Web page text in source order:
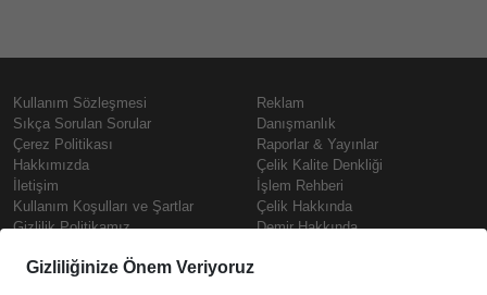
Kullanım Sözleşmesi
Sıkça Sorulan Sorular
Çerez Politikası
Hakkımızda
İletişim
Kullanım Koşulları ve Şartlar
Gizlilik Politikamız
Prime
Reklam
Danışmanlık
Raporlar & Yayınlar
Çelik Kalite Denkliği
İşlem Rehberi
Çelik Hakkında
Demir Hakkında